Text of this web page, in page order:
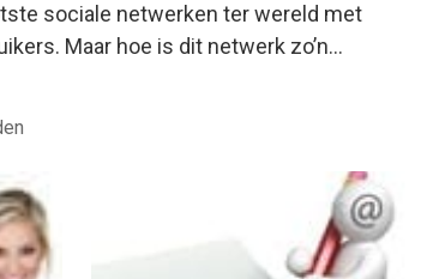
sociale netwerken ter wereld met
Maar hoe is dit netwerk zo’n…